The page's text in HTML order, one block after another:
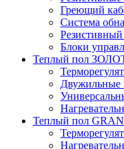
Греющий
Система
Блоки
Теплый пол
Двужильные
Теплый пол